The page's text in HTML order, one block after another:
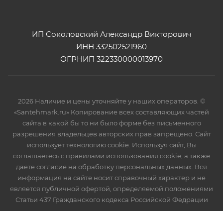
ИП Соколовский Александр Викторович
ИНН 332502521960
ОГРНИП 322330000013970
2026 Наличие и цены уточняйте у наших операторов. ©
«Santehmark.ru» Копирование всех составляющих частей
сайта в какой бы то ни было форме без письменного
разрешения владельцев авторских прав запрещено. Сайт
использует технологию cookie. Используя сайт, Вы
соглашаетесь с правилами использования cookie, а также
даете согласие на обработку персональных данных. Вся
информация на сайте носит справочный характер и не
является публичной офертой, определяемой положениями
Статьи 437 Гражданского кодекса Российской Федрации